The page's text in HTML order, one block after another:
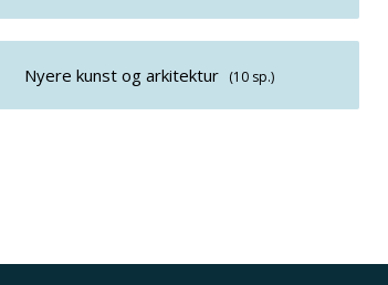
Nyere kunst og arkitektur (10 sp.)